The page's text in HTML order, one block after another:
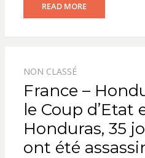
READ MORE
NON CLASSÉ
France –
le Coup d’Etat
Honduras, 35
ont été